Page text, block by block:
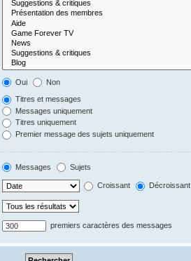
Oui Non
Titres et messages
Messages uniquement
Titres uniquement
Premier message des sujets uniquement
Messages Sujets
Croissant Décroissant
premiers caractères des messages